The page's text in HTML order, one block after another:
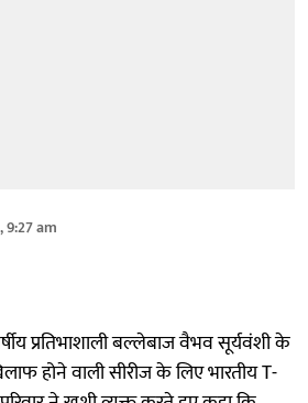
9:27 am
प्रतिभाशाली बल्लेबाज वैभव सूर्यवंशी के
होने वाली सीरीज के लिए भारतीय T-